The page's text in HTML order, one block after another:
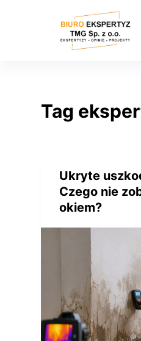
Tag
Ukryte
Czego nie
okiem?